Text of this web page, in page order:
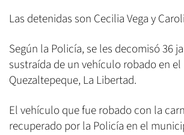
Las detenidas son Cecilia Vega y
Según la Policía, se les decomisó 36
sustraída de un vehículo robado en
Quezaltepeque, La Libertad.
El vehículo que fue robado con la
recuperado por la Policía en el